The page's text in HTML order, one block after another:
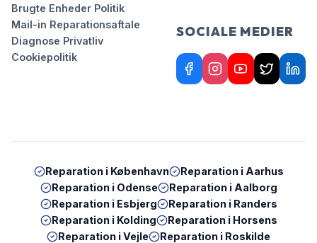
Brugte Enheder Politik
Mail-in Reparationsaftale
Diagnose Privatliv
Cookiepolitik
SOCIALE MEDIER
Reparation i København Reparation i Aarhus
Reparation i Odense Reparation i Aalborg
Reparation i Esbjerg Reparation i Randers
Reparation i Kolding Reparation i Horsens
Reparation iVejle Reparation i Roskilde